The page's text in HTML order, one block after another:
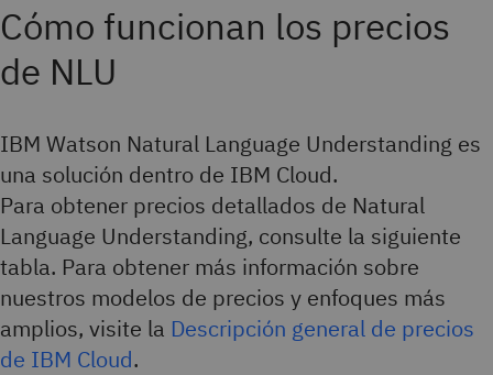
Cómo funcionan los precios
de NLU
IBM Watson Natural Language Understanding es
una solución dentro de IBM Cloud.
Para obtener precios detallados de Natural
Language Understanding, consulte la siguiente
tabla. Para obtener más información sobre
nuestros modelos de precios y enfoques más
amplios, visite la Descripción general de precios
de IBM Cloud.